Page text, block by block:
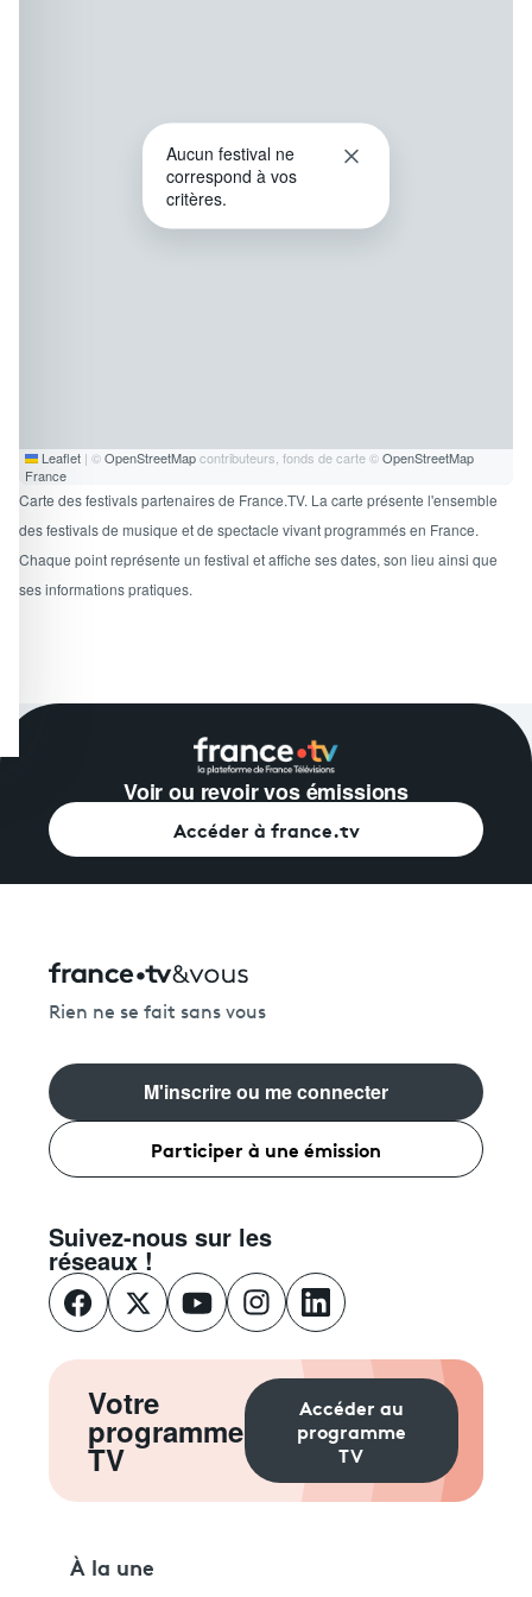
Leaflet | ©OpenStreetMapcontributeurs, fonds de carte ©OpenStreetMap
France
Aucun festival ne
correspond à vos
critères.
Carte des festivals partenaires de France.TV. La carte présente l'ensemble
des festivals de musique et de spectacle vivant programmés en France.
Chaque point représente un festival et affiche ses dates, son lieu ainsi que
ses informations pratiques.
Voir ou revoir vos émissions
Accéder à france.tv
Rien ne se fait sans vous
M'inscrire ou me connecter
Participer à une émission
Suivez-nous sur les
réseaux !
Votre
programme
TV
Accéder au
programme
TV
À la une